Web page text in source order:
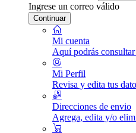
Ingrese un correo válido
Continuar
Mi cuenta
Aquí podrás
Mi Perfil
Revisa y edita tus
Direcciones de envio
Agrega, edita y/o